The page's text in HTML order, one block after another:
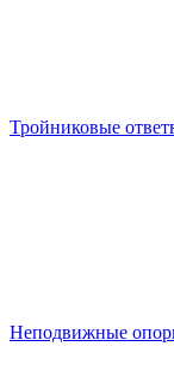
Тройниковые
Неподвижные